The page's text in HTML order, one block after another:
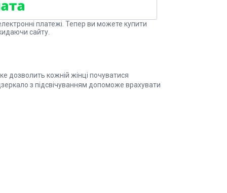
платежі. Тепер ви можете купити
сайту.
дозволить кожній жінці почуватися
з підсвічуванням допоможе врахувати